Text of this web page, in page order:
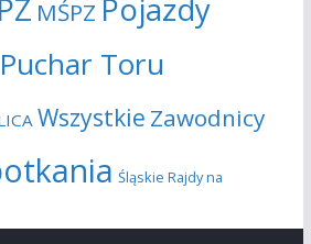
MŚPZ Pojazdy
Puchar Toru
Wszystkie Zawodnicy
Śląskie Rajdy na